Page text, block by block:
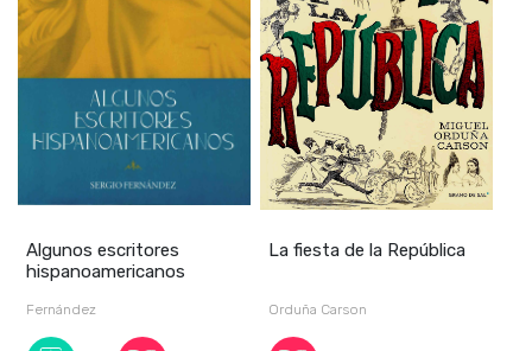
Algunos escritores
hispanoamericanos
Fernández
La fiesta de la República
Orduña Carson